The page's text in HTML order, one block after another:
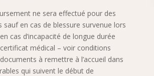
ne sera effectué pour des
sauf en cas de blessure survenue lors
cas d’incapacité de longue durée
médical – voir conditions
à remettre à l’accueil dans
qui suivent le début de